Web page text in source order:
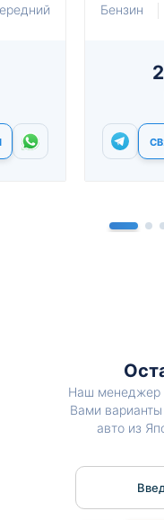
Бензин
Наш менеджер
Вами
авто из